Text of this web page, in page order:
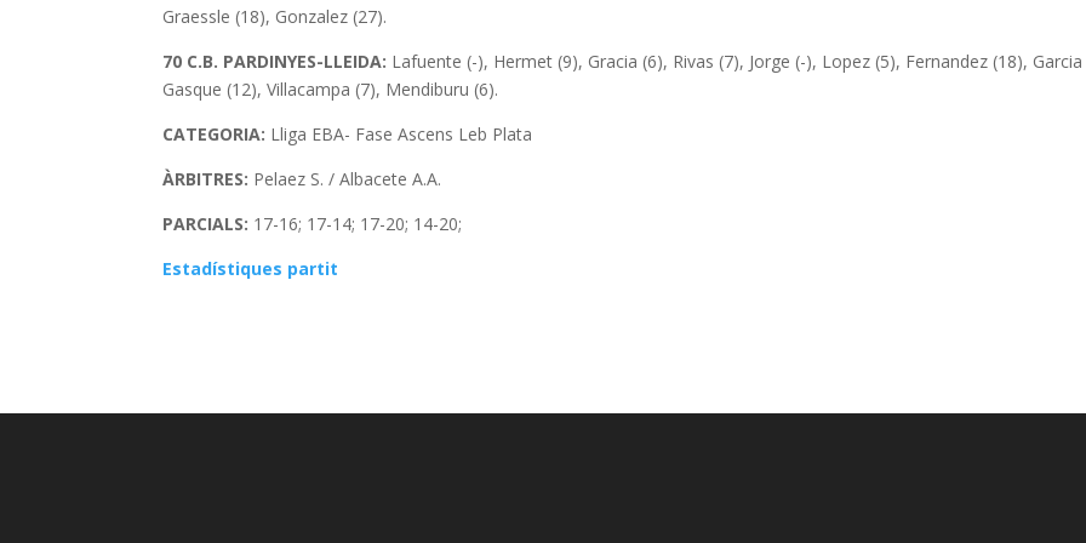
Graessle (18), Gonzalez (27).
70 C.B. PARDINYES-LLEIDA: Lafuente (-), Hermet (9), Gracia (6), Rivas (7), Jorge (-), Lopez (5), Fernandez (18),
Gasque (12), Villacampa (7), Mendiburu (6).
CATEGORIA: Lliga EBA- Fase Ascens Leb Plata
ÀRBITRES: Pelaez S. / Albacete A.A.
PARCIALS: 17-16; 17-14; 17-20; 14-20;
Estadístiques partit